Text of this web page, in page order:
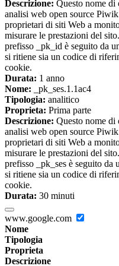
Descrizione: Questo nome di
analisi web open source
proprietari di siti Web a
misurare le prestazioni del
prefisso _pk_id è seguito da
si ritiene sia un codice di
cookie.
Durata: 1 anno
Nome: _pk_ses.1.1ac4
Tipologia: analitico
Proprieta: Prima parte
Descrizione: Questo nome di
analisi web open source
proprietari di siti Web a
misurare le prestazioni del
prefisso _pk_ses è seguito da
si ritiene sia un codice di
cookie.
Durata: 30 minuti
www.google.com
Nome
Tipologia
Proprieta
Descrizione